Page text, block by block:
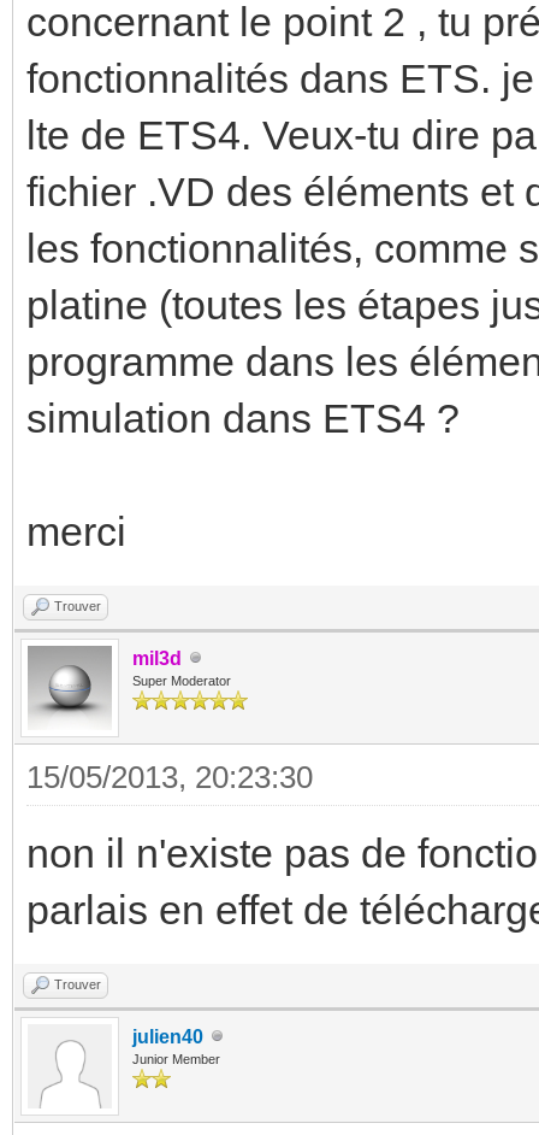
concernant le point 2 , tu
fonctionnalités dans ETS.
lte de ETS4. Veux-tu dire
fichier .VD des éléments et
les fonctionnalités, comme
platine (toutes les étapes
programme dans les
simulation dans ETS4 ?
merci
Trouver
mil3d
Super Moderator
15/05/2013, 20:23:30
non il n'existe pas de
parlais en effet de
Trouver
julien40
Junior Member